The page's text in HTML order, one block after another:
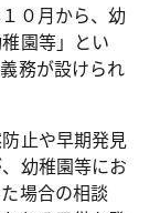
０月から、幼
園等」とい
務が設けられ
止や早期発見
幼稚園等にお
場合の相談